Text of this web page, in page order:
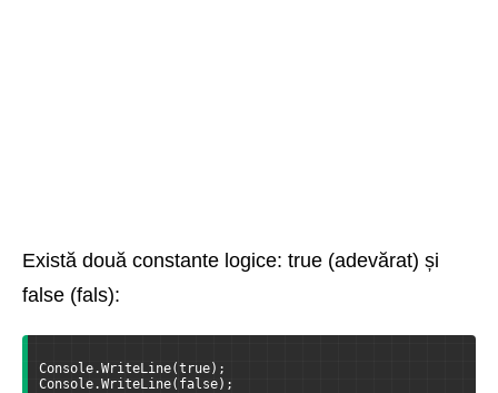
Există două constante logice: true (adevărat) și
false (fals):
Console.WriteLine(true);
Console.WriteLine(false);